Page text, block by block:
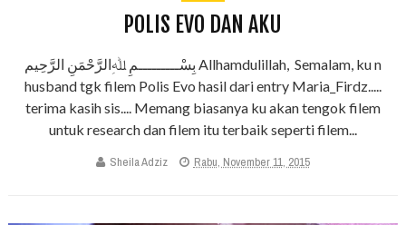
POLIS EVO DAN AKU
بِسْـــــــــمِ ﷲِالرَّحْمَنِ الرَّحِيم Allhamdulillah, Semalam, ku n
husband tgk filem Polis Evo hasil dari entry Maria_Firdz.....
terima kasih sis.... Memang biasanya ku akan tengok filem
untuk research dan filem itu terbaik seperti filem...
Sheila Adziz Rabu, November 11, 2015